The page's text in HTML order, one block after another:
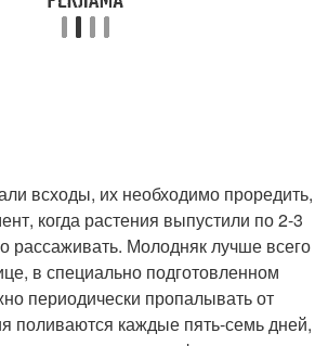
всходы, их необходимо проредить,
когда растения выпустили по 2-3
рассаживать. Молодняк лучше всего
в специально подготовленном
периодически пропалывать от
поливаются каждые пять-семь дней,